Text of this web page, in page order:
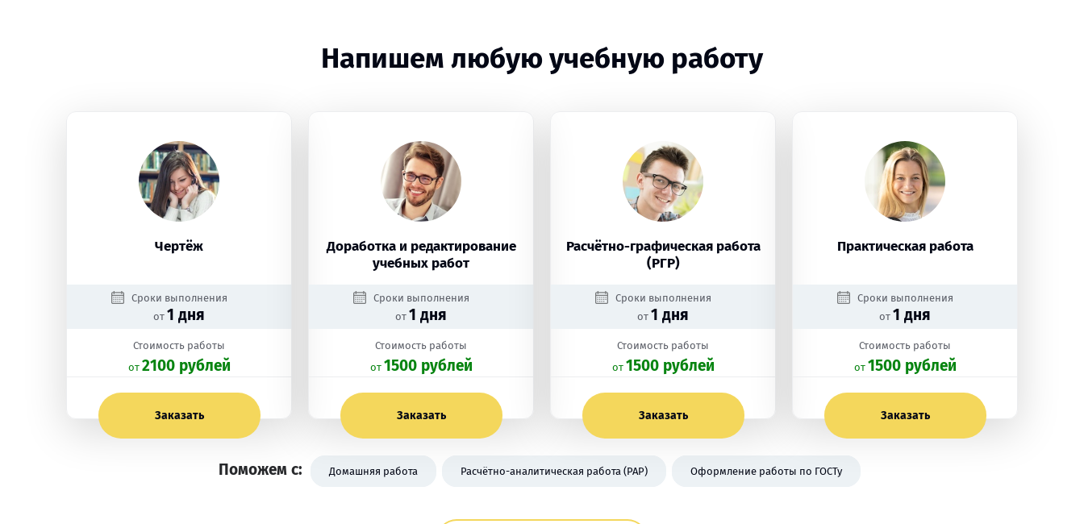
Напишем любую учебную работу
Чертёж
Сроки выполнения
от 1 дня
Стоимость работы
oт 2100 рублей
Заказать
Доработка и редактирование
учебных работ
Сроки выполнения
от 1 дня
Стоимость работы
oт 1500 рублей
Заказать
Расчётно-графическая работа
(РГР)
Сроки выполнения
от 1 дня
Стоимость работы
oт 1500 рублей
Заказать
Практическая работа
Сроки выполнения
от 1 дня
Стоимость работы
oт 1500 рублей
Заказать
Поможем с: Домашняя работа Расчётно-аналитическая работа (РАР) Оформление работы по ГОСТу